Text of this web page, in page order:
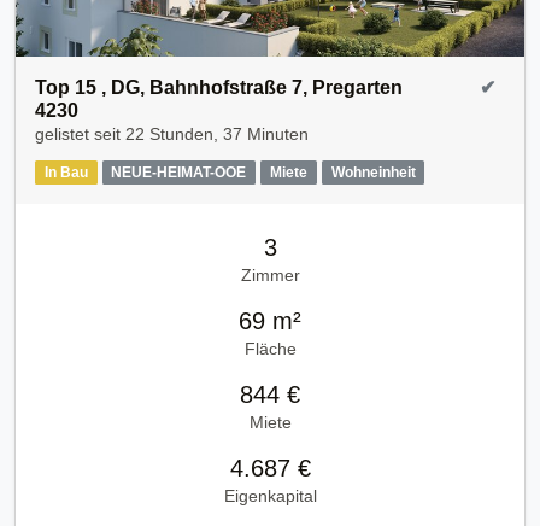
Top 15 , DG, Bahnhofstraße 7, Pregarten
4230
gelistet seit 22 Stunden, 37 Minuten
In Bau NEUE-HEIMAT-OOE Miete Wohneinheit
✔
3
Zimmer
69 m²
Fläche
844 €
Miete
4.687 €
Eigenkapital